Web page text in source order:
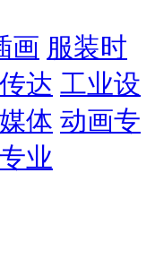
画 服装时
达 工业设
体 动画专
业